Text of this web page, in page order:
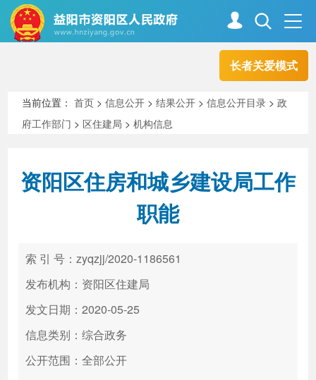
长者关爱模式
走进资阳
新闻中心 解读回应
政务服务
高效办成一件事
当前位置：首页 >信息公开 >结果公开 >信息公开目录 >政
府工作部门 > 区住建局 >机构信息
资阳区住房和城乡建设局工作
职能
索 引 号：zyqzjj/2020-1186561
发布机构：资阳区住建局
发文日期：2020-05-25
信息类别：综合政务
公开范围：全部公开